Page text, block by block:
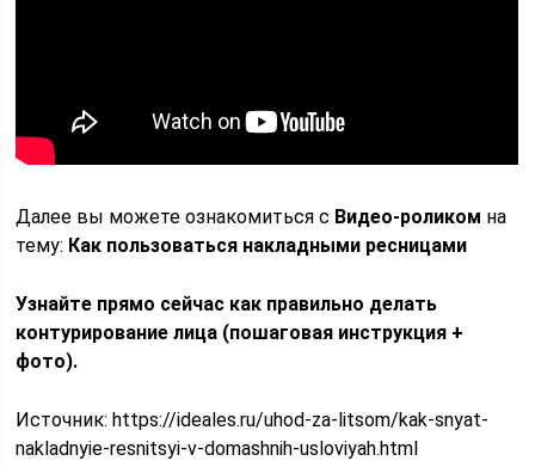
Далее вы можете ознакомиться с Видео-роликом на
тему: Как пользоваться накладными ресницами
Узнайте прямо сейчас как правильно делать
контурирование лица (пошаговая инструкция +
фото).
Источник:https://ideales.ru/uhod-za-litsom/kak-snyat-
nakladnyie-resnitsyi-v-domashnih-usloviyah.html